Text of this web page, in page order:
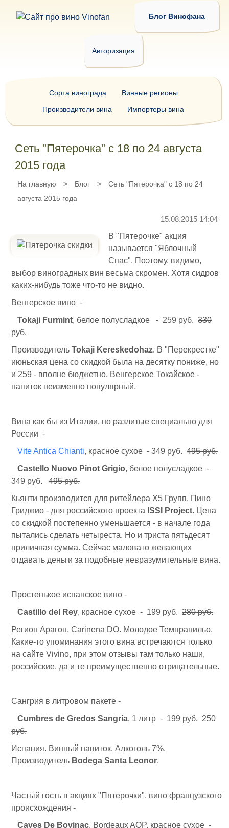
Блог Винофана
Авторизация
Сеть "Пятерочка" с 18 по 24 августа
2015 года
На главную > Блог >
Сеть "Пятерочка" с 18 по 24
августа 2015 года
15.08.2015 14:04
В "Пятерочке" акция
называется "Яблочный
Спас". Поэтому, видимо,
выбор виноградных вин весьма скромен. Хотя сидров
каких-нибудь тоже что-то не видно.
Венгерское вино -
Tokaji Furmint, белое полусладкое - 259 руб. 330
руб.
Производитель Tokaji Kereskedohaz. В "Перекрестке"
июньская цена со скидкой была на десятку пониже, но
и 259 - вполне бюджетно. Венгерское Токайское -
напиток неизменно популярный.
Вина как бы из Италии, но разлитые специально для
России -
Vite Antica Chianti, красное сухое - 349 руб. 495 руб.
Castello Nuovo Pinot Grigio, белое полусладкое -
349 руб. 495 руб.
Кьянти производится для ритейлера Х5 Групп, Пино
Гриджио - для российского проекта ISSI Project. Цена
со скидкой постепенно уменьшается - в начале года
пытались сделать четыреста. Но и триста пятьдесят
приличная сумма. Сейчас маловато желающих
отдавать деньги за подобные невразумительные вина.
Простенькое испанское вино -
Castillo del Rey, красное сухое - 199 руб. 280 руб.
Регион Арагон, Carinena DO. Молодое Темпранильо.
Какие-то упоминания этого вина встречаются только
на сайте Vivino, при этом отзывы там только наши,
российские, да и те преимущественно отрицательные.
Сангрия в литровом пакете -
Cumbres de Gredos Sangria, 1 литр - 199 руб. 250
руб.
Испания. Винный напиток. Алкоголь 7%.
Производитель Bodega Santa Leonor.
Частый гость в акциях "Пятерочки", вино французского
происхождения -
Caves De Bovinac, Bordeaux AOP, красное сухое -
Сорта винограда
Винные регионы
Производители вина
Импортеры вина